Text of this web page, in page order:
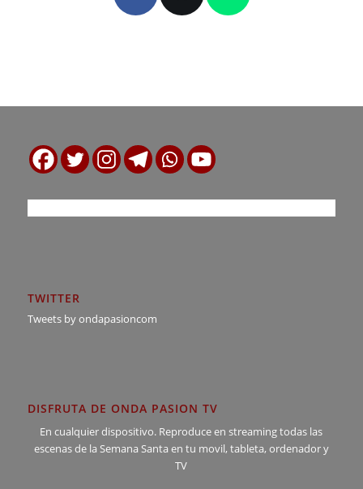
TWITTER
Tweets by ondapasioncom
DISFRUTA DE ONDA PASION TV
En cualquier dispositivo. Reproduce en streaming todas las
escenas de la Semana Santa en tu movil, tableta, ordenador y
TV